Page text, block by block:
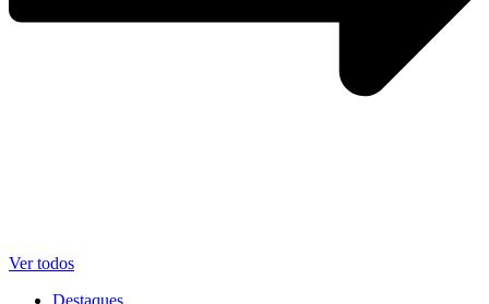
Ver todos
Destaques